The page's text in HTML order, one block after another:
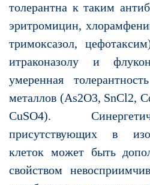
толерантна к таким
эритромицин,
тримоксазол,
итраконазолу и
умеренная
металлов (As2O3, SnCl2,
CuSO4).
присутствующих в
клеток может быть
свойством